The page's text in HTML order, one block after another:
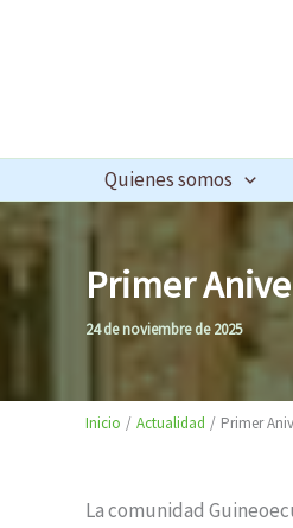
Quienes somos
Primer
24 de noviembre de 2025
Inicio Actualidad Primer
La comunidad